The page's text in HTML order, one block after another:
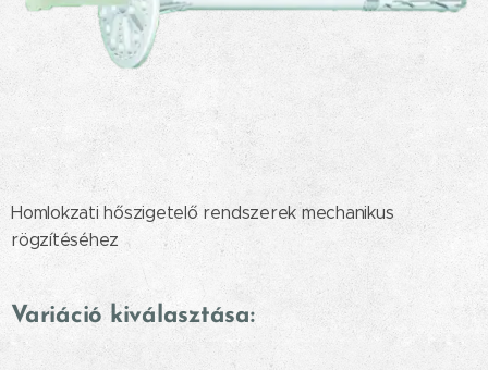
Homlokzati hőszigetelő rendszerek mechanikus
rögzítéséhez
Variáció kiválasztása: